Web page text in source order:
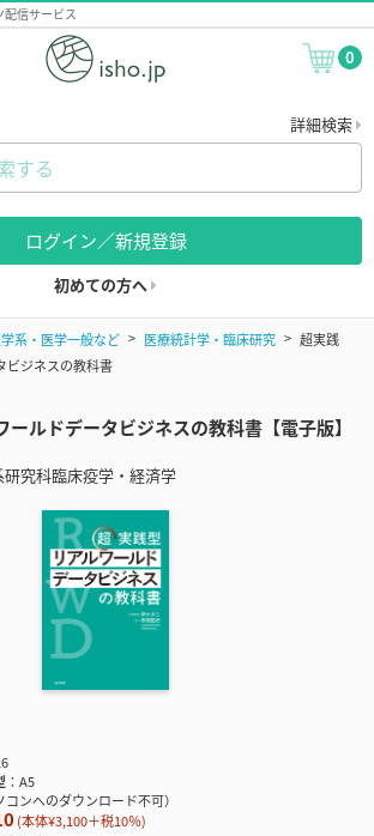
配信サービス
0
詳細検索
ログイン／新規登録
初めての方へ
系・医学一般など 医療統計学・臨床研究
超実践
ジネスの教科書
ルドデータビジネスの教科書【電子版】
究科臨床疫学・経済学
A5
コンへのダウンロード不可）
(本体¥3,100＋税10％)